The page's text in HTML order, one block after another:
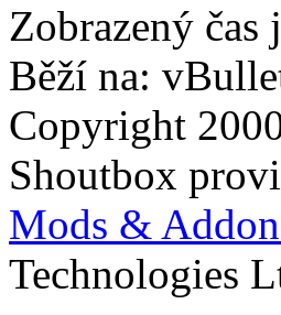
Zobrazený
Běží na:
Copyright
Shoutbox
Mods &
Technologies